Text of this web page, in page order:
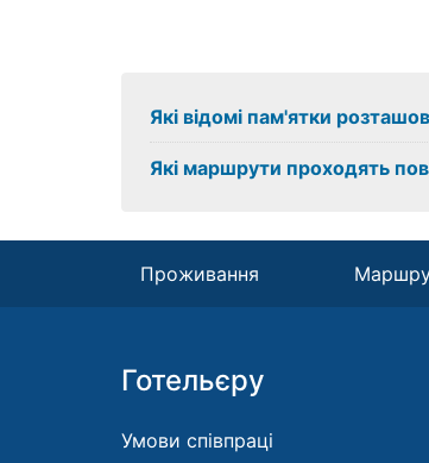
Які відомі пам'ятки
Які маршрути проходять
Проживання
Готельєру
Умови співпраці